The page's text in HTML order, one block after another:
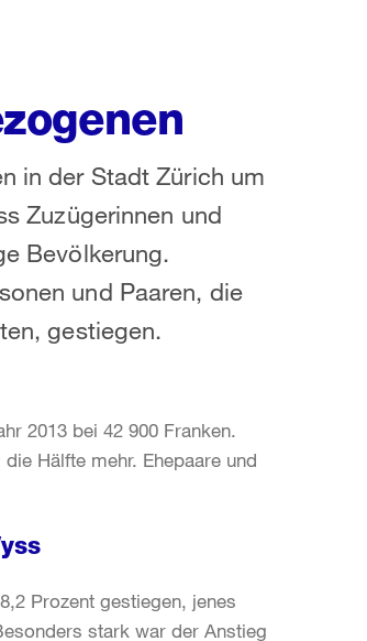
in der Stadt Zürich um
Zuzügerinnen und
Bevölkerung.
und Paaren, die
gestiegen.
2013 bei 42 900 Franken.
Hälfte mehr. Ehepaare und
Prozent gestiegen, jenes
stark war der Anstieg